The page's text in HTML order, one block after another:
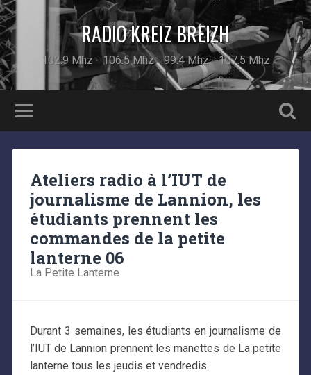
RADIO KREIZ BREIZH
102.9 Mhz - 106.5 Mhz - 99.4 Mhz - 107.5 Mhz
Ateliers radio à l’IUT de
journalisme de Lannion, les
étudiants prennent les
commandes de la petite
lanterne 06
La Petite Lanterne
Durant 3 semaines, les étudiants en journalisme de
l’IUT de Lannion prennent les manettes de La petite
lanterne tous les jeudis et vendredis.